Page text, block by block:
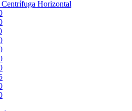
Horizontal